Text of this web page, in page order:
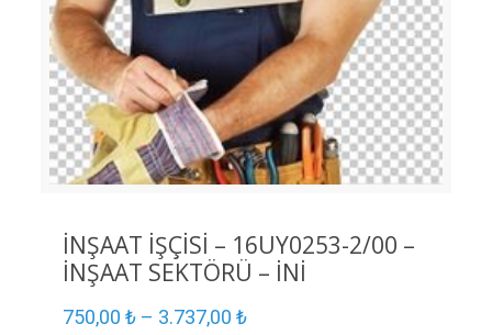
İNŞAAT İŞÇİSİ – 16UY0253-2/00 –
İNŞAAT SEKTÖRÜ – İNİ
750,00 ₺– 3.737,00 ₺